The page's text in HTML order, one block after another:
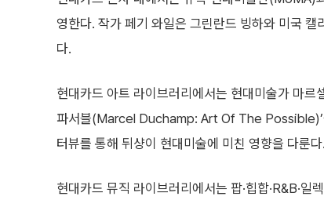
영한다. 작가 페기 와일은 그린란드 빙하와 미국
다.
현대카드 아트 라이브러리에서는 현대미술가 마르
파서블(Marcel Duchamp: Art Of The Possible)’
터뷰를 통해 뒤샹이 현대미술에 미친 영향을 다룬다.
현대카드 뮤직 라이브러리에서는 팝·힙합·R&B·